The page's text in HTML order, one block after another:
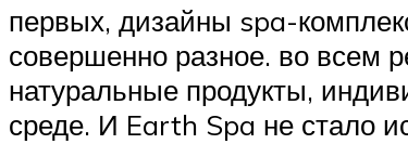
первых, дизайны spa-
совершенно разное. во всем
натуральные продукты,
среде. И Earth Spa не стало